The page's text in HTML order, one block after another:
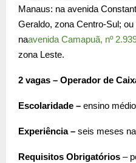
Manaus: na avenida
Geraldo, zona Centro-Sul;
naavenida Camapuã, nº
zona Leste.
2 vagas – Operador de
Escolaridade – ensino
Experiência – seis meses
Requisitos Obrigatórios –